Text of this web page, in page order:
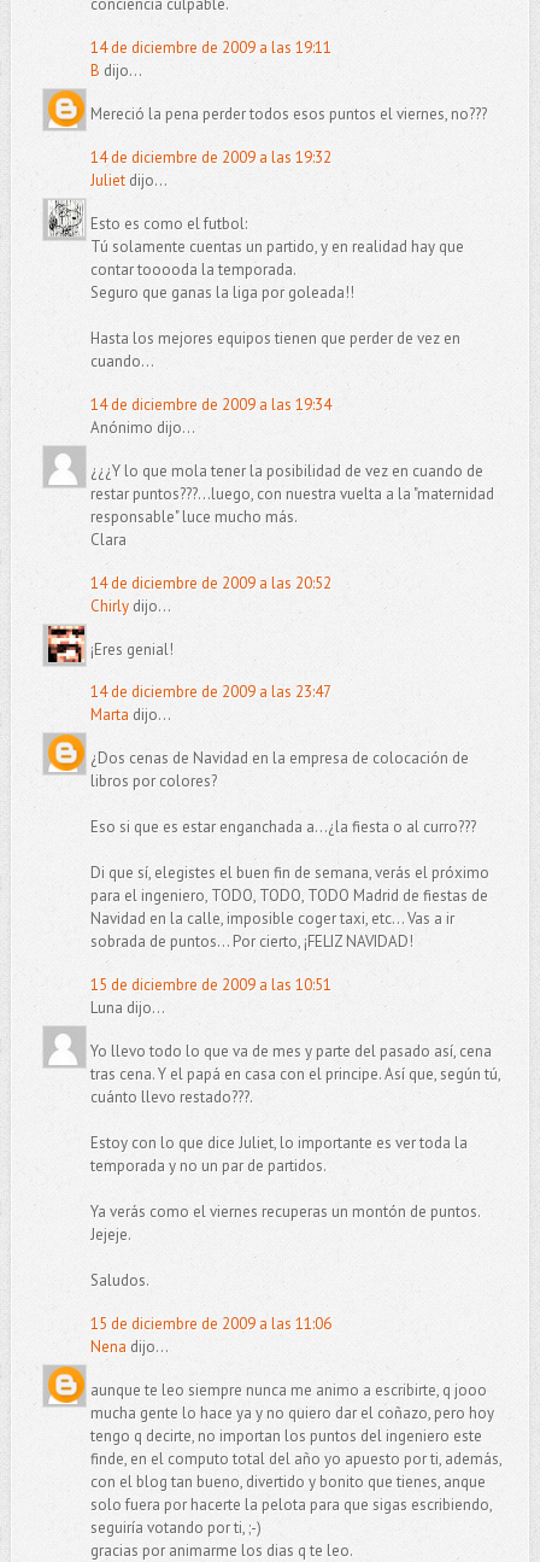
conciencia culpable.
14 de diciembre de 2009 a las 19:11
B dijo...
Mereció la pena perder todos esos puntos el viernes, no???
14 de diciembre de 2009 a las 19:32
Julietdijo...
Esto es como el futbol:
Tú solamente cuentas un partido, y en realidad hay que
contar tooooda la temporada.
Seguro que ganas la liga por goleada!!
Hasta los mejores equipos tienen que perder de vez en
cuando...
14 de diciembre de 2009 a las 19:34
Anónimo dijo...
¿¿¿Y lo que mola tener la posibilidad de vez en cuando de
restar puntos???...luego, con nuestra vuelta a la "maternidad
responsable" luce mucho más.
Clara
14 de diciembre de 2009 a las 20:52
Chirlydijo...
¡Eres genial!
14 de diciembre de 2009 a las 23:47
Marta dijo...
¿Dos cenas de Navidad en la empresa de colocación de
libros por colores?
Eso si que es estar enganchada a...¿la fiesta o al curro???
Di que sí, elegistes el buen fin de semana, verás el próximo
para el ingeniero, TODO, TODO, TODO Madrid de fiestas de
Navidad en la calle, imposible coger taxi, etc... Vas a ir
sobrada de puntos... Por cierto, ¡FELIZ NAVIDAD!
15 de diciembre de 2009 a las 10:51
Luna dijo...
Yo llevo todo lo que va de mes y parte del pasado así, cena
tras cena. Y el papá en casa con el principe. Así que, según tú,
cuánto llevo restado???.
Estoy con lo que dice Juliet, lo importante es ver toda la
temporada y no un par de partidos.
Ya verás como el viernes recuperas un montón de puntos.
Jejeje.
Saludos.
15 de diciembre de 2009 a las 11:06
Nena dijo...
aunque te leo siempre nunca me animo a escribirte, q jooo
mucha gente lo hace ya y no quiero dar el coñazo, pero hoy
tengo q decirte, no importan los puntos del ingeniero este
finde, en el computo total del año yo apuesto por ti, además,
con el blog tan bueno, divertido y bonito que tienes, anque
solo fuera por hacerte la pelota para que sigas escribiendo,
seguiría votando por ti, ;-)
gracias por animarme los dias q te leo.